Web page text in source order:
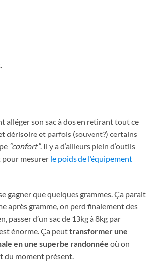
alléger son sac à dos en retirant tout ce
dérisoire et parfois (souvent?) certains
“confort”. Il y a d’ailleurs plein d’outils
mesurer le poids de l’équipement
gagner que quelques grammes. Ça parait
après gramme, on perd finalement des
passer d’un sac de 13kg à 8kg par
énorme. Ça peuttransformer une
en une superbe randonnée où on
du moment présent.